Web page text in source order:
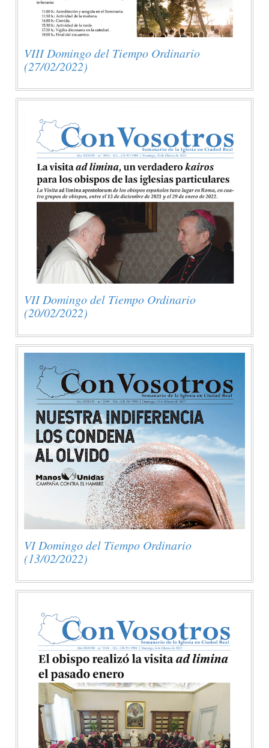
VIII Domingo del Tiempo Ordinario
(27/02/2022)
VII Domingo del Tiempo Ordinario
(20/02/2022)
VI Domingo del Tiempo Ordinario
(13/02/2022)